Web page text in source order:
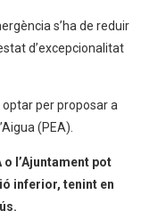
s’ha de reduir
d’excepcionalitat
per proposar a
(PEA).
o l’Ajuntament pot
inferior, tenint en